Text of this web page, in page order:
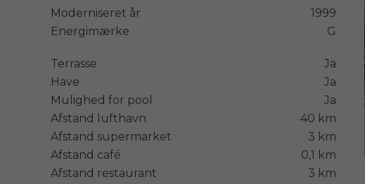
Moderniseret år
1999
Energimærke
G
Terrasse
Ja
Have
Ja
Mulighed for pool
Ja
Afstand lufthavn
40 km
Afstand supermarket
3 km
Afstand café
0,1 km
Afstand restaurant
3 km